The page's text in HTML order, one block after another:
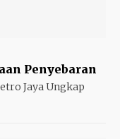
Penyebaran
Jaya Ungkap